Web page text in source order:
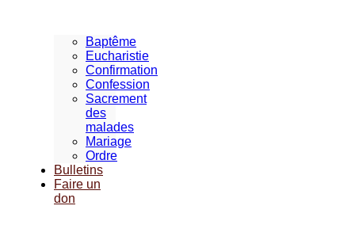
Baptême
Eucharistie
Confirmation
Confession
Sacrement
des
malades
Mariage
Ordre
Bulletins
Faire un
don